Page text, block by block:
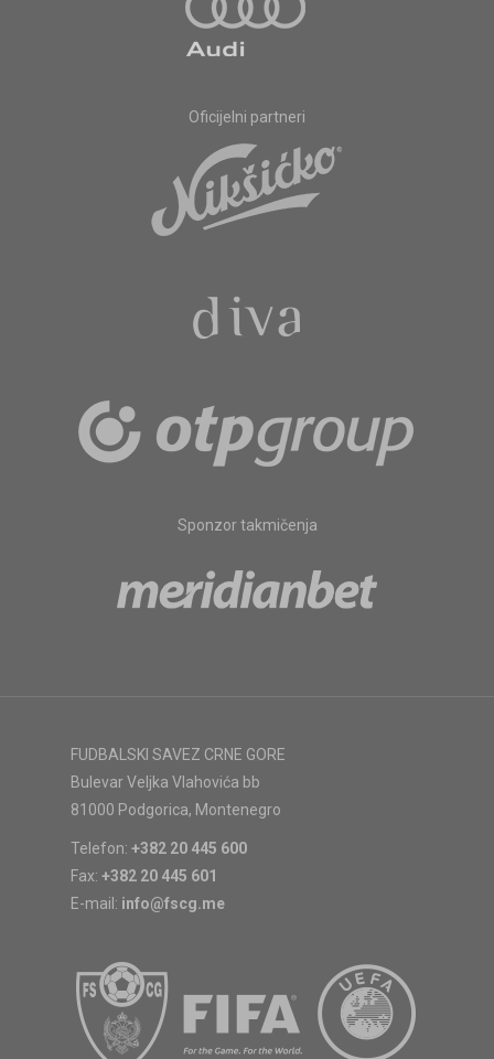
Oficijelni partneri
Sponzor takmičenja
FUDBALSKI SAVEZ CRNE GORE
Bulevar Veljka Vlahovića bb
81000 Podgorica, Montenegro
Telefon: +382 20 445 600
Fax: +382 20 445 601
E-mail: info@fscg.me